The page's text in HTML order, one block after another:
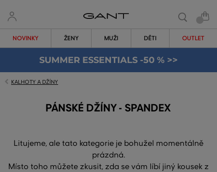
NOVINKY ŽENY MUŽI DĚTI OUTLET
SUMMER ESSENTIALS -50 % >>
KALHOTY A DŽÍNY
PÁNSKÉ DŽÍNY - SPANDEX
Litujeme, ale tato kategorie je bohužel momentálně
prázdná.
Místo toho můžete zkusit, zda se vám líbí jiný kousek z